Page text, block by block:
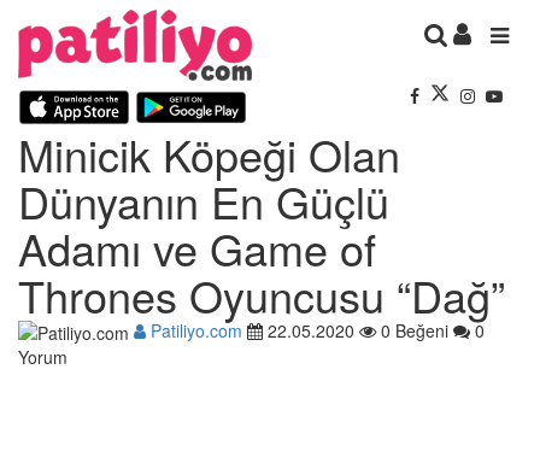
Minicik Köpeği Olan
Dünyanın En Güçlü
Adamı ve Game of
Thrones Oyuncusu “Dağ”
Patiliyo.com 22.05.2020 0 Beğeni
0
Yorum